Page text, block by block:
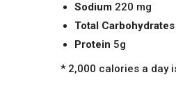
Sodium 220 mg
Total Carbohydrates
Protein 5g
* 2,000 calories a day